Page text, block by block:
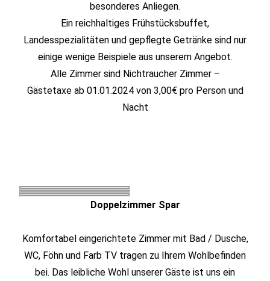
besonderes Anliegen.
Ein reichhaltiges Frühstücksbuffet,
Landesspezialitäten und gepflegte Getränke sind nur
einige wenige Beispiele aus unserem Angebot.
Alle Zimmer sind Nichtraucher Zimmer –
Gästetaxe ab 01.01.2024 von 3,00€ pro Person und
Nacht
Doppelzimmer Spar
Komfortabel eingerichtete Zimmer mit Bad / Dusche,
WC, Föhn und Farb TV tragen zu Ihrem Wohlbefinden
bei. Das leibliche Wohl unserer Gäste ist uns ein